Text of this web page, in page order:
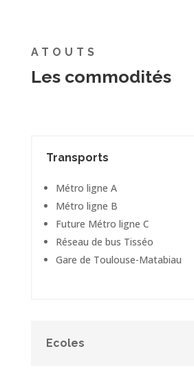
ATOUTS
Les commodités
Transports
Métro ligne A
Métro ligne B
Future Métro ligne C
Réseau de bus Tisséo
Gare de Toulouse-Matabiau
Ecoles